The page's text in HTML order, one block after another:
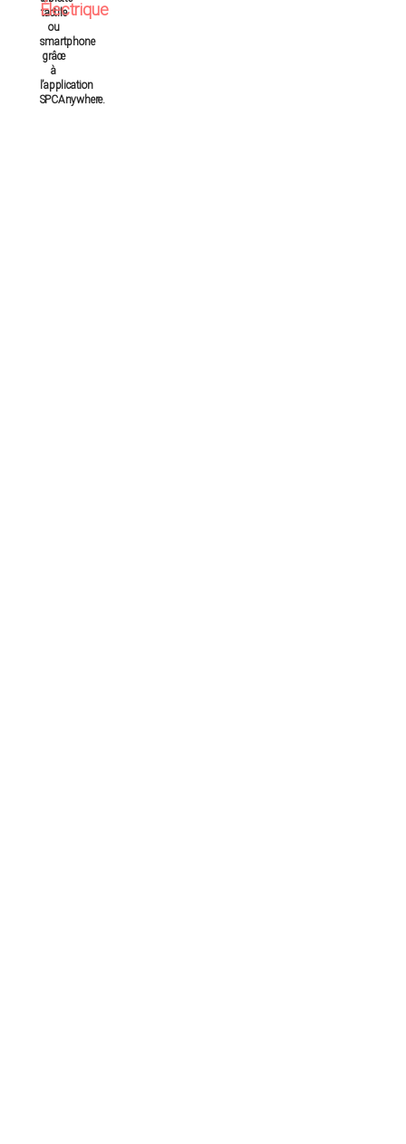
tactile
ou
smartphone
grâce
à
l’application
SPCAnywhere.
Électrique